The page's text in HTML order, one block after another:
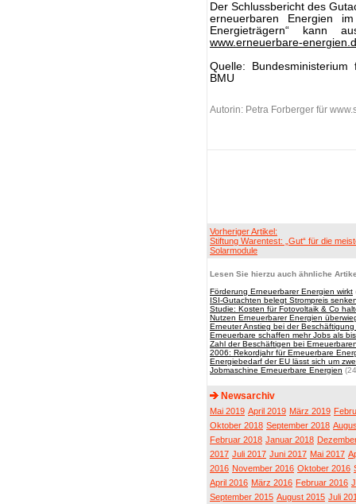
Der Schlussbericht des
erneuerbaren Energien
Energieträgern“ kann
www.erneuerbare-
Quelle:
BMU
Autorin: Petra Forberger für
Vorheriger Artikel:
Stiftung Warentest: „Gut“ für die
Solarmodule
Lesen Sie hierzu auch ähnliche
Förderung Erneuerbarer Energien wirkt
ISI-Gutachten belegt Strompreis
Studie: Kosten für Fotovoltaik & Co
Nutzen Erneuerbarer Energien
Erneuter Anstieg bei der
Erneuerbare schaffen mehr Jobs als
Zahl der Beschäftigen bei
2006: Rekordjahr für Erneuerbare
Energiebedarf der EU lässt sich um
Jobmaschine Erneuerbare Energien
Newsarchiv
Mai 2019 April 2019 März 2019
Oktober 2018 September 2018
Februar 2018 Januar 2018
2017 Juli 2017 Juni 2017 Mai 2017
2016 November 2016 Oktober 2016
April 2016 März 2016 Februar 2016
September 2015 August 2015 Juli